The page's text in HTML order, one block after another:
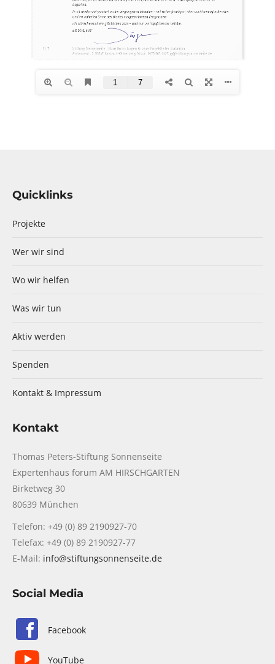
Quicklinks
Projekte
Wer wir sind
Wo wir helfen
Was wir tun
Aktiv werden
Spenden
Kontakt & Impressum
Kontakt
Thomas Peters-Stiftung Sonnenseite
Expertenhaus forum AM HIRSCHGARTEN
Birketweg 30
80639 München
Telefon: +49 (0) 89 2190927-70
Telefax: +49 (0) 89 2190927-77
E-Mail: info@stiftungsonnenseite.de
Social Media
Facebook
YouTube